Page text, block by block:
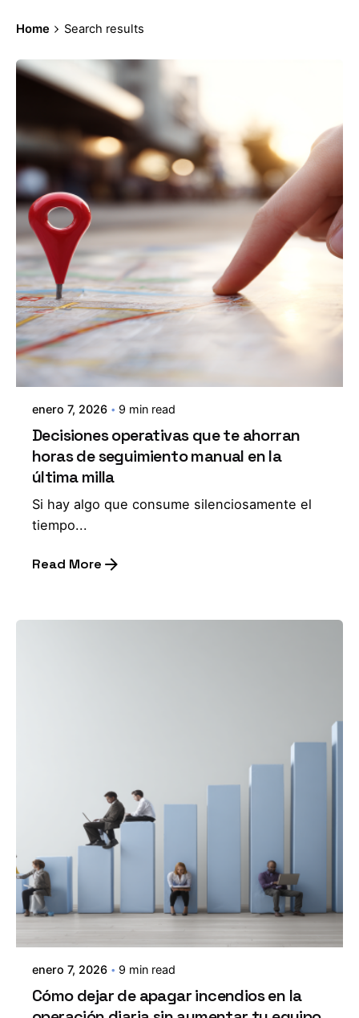
Home Search results
enero 7, 2026 9 min read
Decisiones operativas que te ahorran
horas de seguimiento manual en la
última milla
Si hay algo que consume silenciosamente el
tiempo...
Read More
enero 7, 2026 9 min read
Cómo dejar de apagar incendios en la